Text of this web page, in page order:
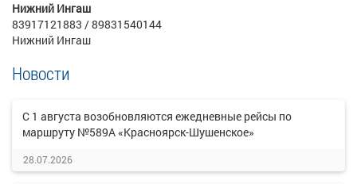
Нижний Ингаш
83917121883 / 89831540144
Нижний Ингаш
Новости
С 1 августа возобновляются ежедневные рейсы по
маршруту №589А «Красноярск-Шушенское»
28.07.2026